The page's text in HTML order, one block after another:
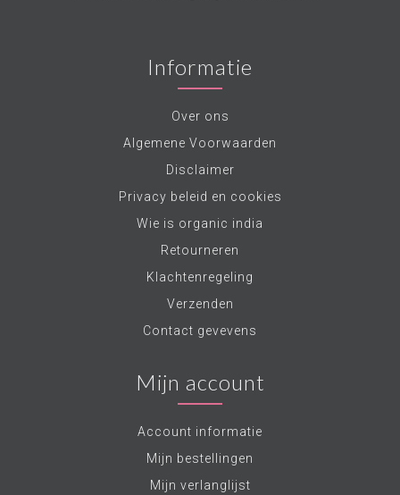
Informatie
Over ons
Algemene Voorwaarden
Disclaimer
Privacy beleid en cookies
Wie is organic india
Retourneren
Klachtenregeling
Verzenden
Contact gevevens
Mijn account
Account informatie
Mijn bestellingen
Mijn verlanglijst